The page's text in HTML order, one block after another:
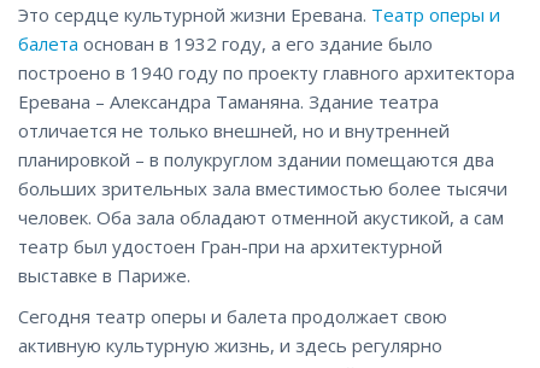
Это сердце культурной жизни Еревана. Театр оперы и
балета основан в 1932 году, а его здание было
построено в 1940 году по проекту главного архитектора
Еревана – Александра Таманяна. Здание театра
отличается не только внешней, но и внутренней
планировкой – в полукруглом здании помещаются два
больших зрительных зала вместимостью более тысячи
человек. Оба зала обладают отменной акустикой, а сам
театр был удостоен Гран-при на архитектурной
выставке в Париже.
Сегодня театр оперы и балета продолжает свою
активную культурную жизнь, и здесь регулярно